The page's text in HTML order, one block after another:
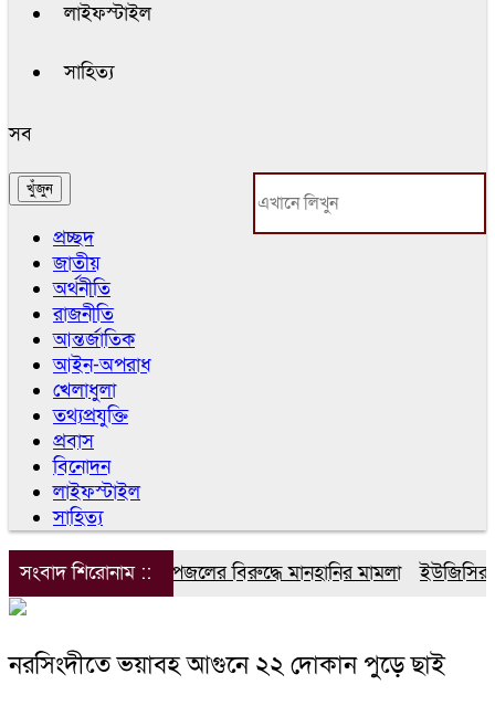
লাইফস্টাইল
সাহিত্য
সব
প্রচ্ছদ
জাতীয়
অর্থনীতি
রাজনীতি
আন্তর্জাতিক
আইন-অপরাধ
খেলাধুলা
তথ্যপ্রযুক্তি
প্রবাস
বিনোদন
লাইফস্টাইল
সাহিত্য
সংবাদ শিরোনাম ::ডিপজলের বিরুদ্ধে মানহানির মামলা ইউজিসির
নরসিংদীতে ভয়াবহ আগুনে ২২ দোকান পুড়ে ছাই